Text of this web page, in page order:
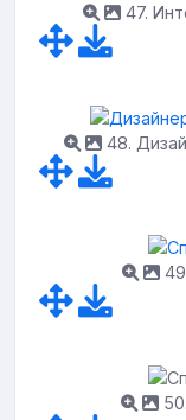
47.
48.